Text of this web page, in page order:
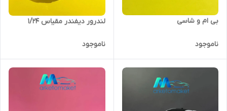
بی ام و شاسی
ناموجود
لندرور دیفندر مقیاس 1/24
ناموجود